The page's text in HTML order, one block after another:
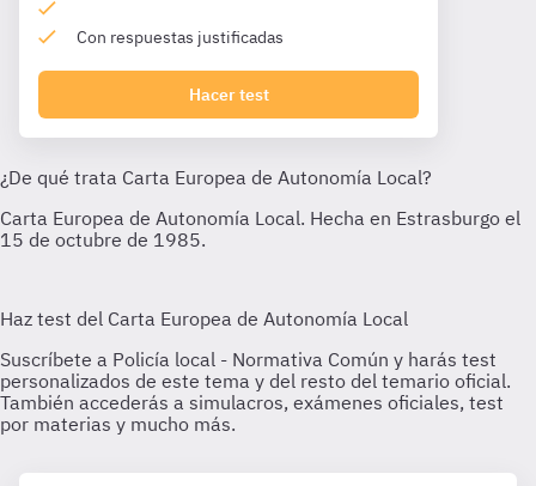
Con respuestas justificadas
Hacer test